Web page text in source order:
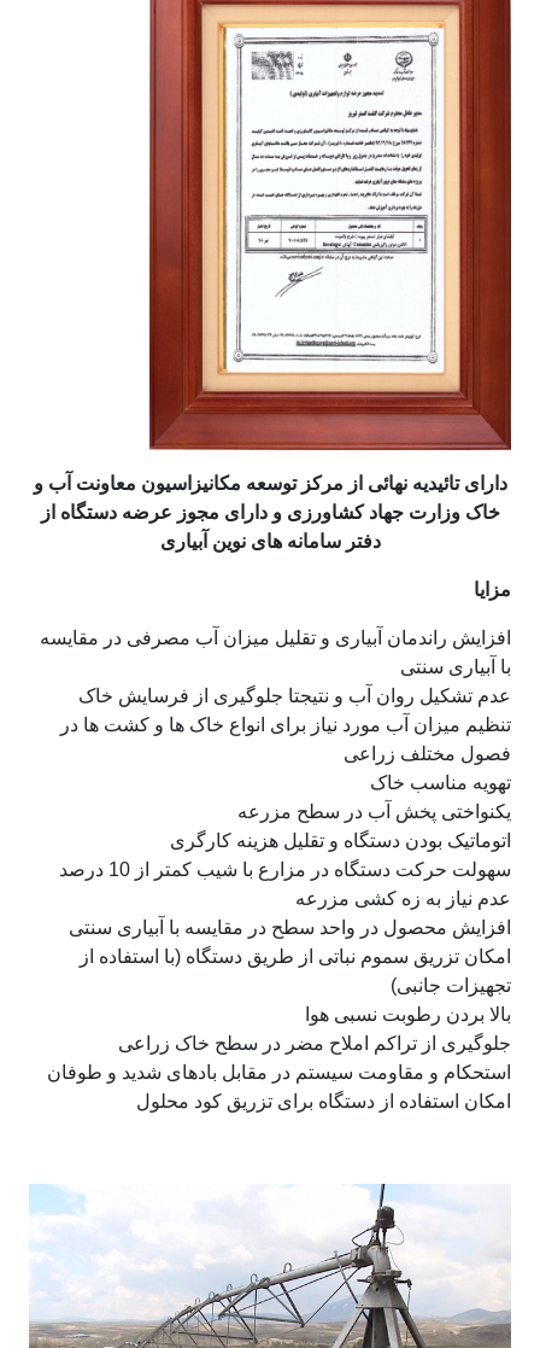
دارای تائیدیه نهائی از مرکز توسعه مکانیزاسیون معاونت آب و
خاک وزارت جهاد کشاورزی و دارای مجوز عرضه دستگاه از
دفتر سامانه های نوین آبیاری
مزایا
افزایش راندمان آبیاری و تقلیل میزان آب مصرفی در مقایسه
با آبیاری سنتی
عدم تشکیل روان آب و نتیجتا جلوگیری از فرسایش خاک
تنظیم میزان آب مورد نیاز برای انواع خاک ها و کشت ها در
فصول مختلف زراعی
تهویه مناسب خاک
یکنواختی پخش آب در سطح مزرعه
اتوماتیک بودن دستگاه و تقلیل هزینه کارگری
سهولت حرکت دستگاه در مزارع با شیب کمتر از 10 درصد
عدم نیاز به زه کشی مزرعه
افزایش محصول در واحد سطح در مقایسه با آبیاری سنتی
امکان تزریق سموم نباتی از طریق دستگاه (با استفاده از
تجهیزات جانبی)
بالا بردن رطوبت نسبی هوا
جلوگیری از تراکم املاح مضر در سطح خاک زراعی
استحکام و مقاومت سیستم در مقابل بادهای شدید و طوفان
امکان استفاده از دستگاه برای تزریق کود محلول